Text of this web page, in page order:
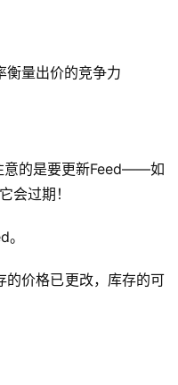
衡量出价的竞争力
意的是要更新Feed——如
会过期！
的价格已更改，库存的可